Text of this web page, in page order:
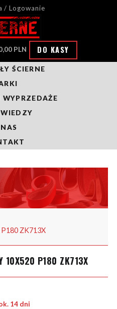
/ Logowanie
PLN DO KASY
ŚCIERNE
WYPRZEDAŻE
ZK713X
10X520 P180 ZK713X
14 dni